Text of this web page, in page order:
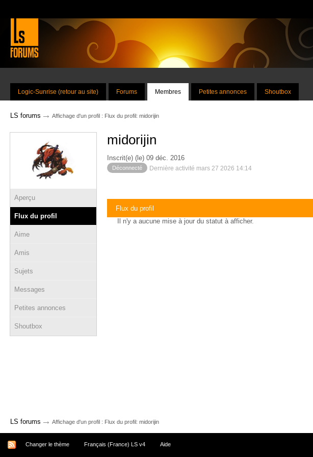
Logic-Sunrise (retour au site) Forums Membres Petites annonces Shoutbox
LS forums → Affichage d'un profil : Flux du profil: midorijin
Aperçu
Flux du profil
Aime
Amis
Sujets
Messages
Petites annonces
Shoutbox
midorijin
Inscrit(e) (le) 09 déc. 2016
Déconnecté Dernière activité mars 27 2026 14:14
Flux du profil
Il n'y a aucune mise à jour du statut à afficher.
LS forums → Affichage d'un profil : Flux du profil: midorijin
Changer le thème Français (France) LS v4 Aide